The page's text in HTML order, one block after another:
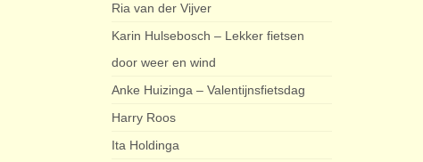
Ria van der Vijver
Karin Hulsebosch – Lekker fietsen
door weer en wind
Anke Huizinga – Valentijnsfietsdag
Harry Roos
Ita Holdinga